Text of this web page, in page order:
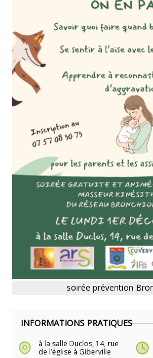
INFORMATIONS PRATIQUES
à la salle Duclos, 14, rue
de l’église à Giberville
soirée prévention